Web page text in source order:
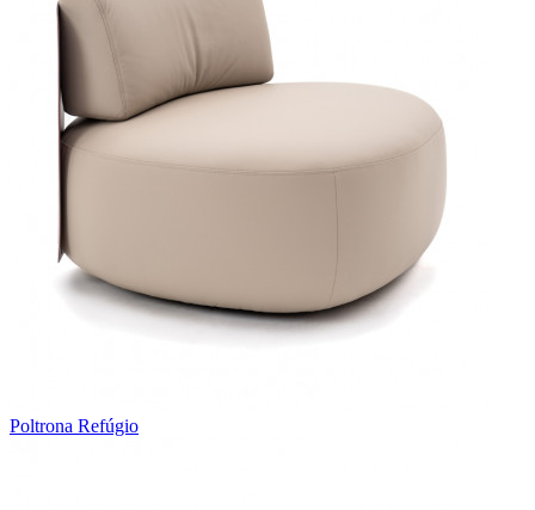
Poltrona Refúgio